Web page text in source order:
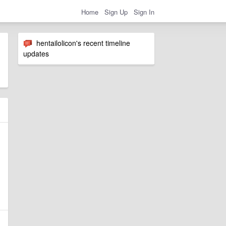
Home Sign Up Sign In
hentailolicon's recent timeline
updates